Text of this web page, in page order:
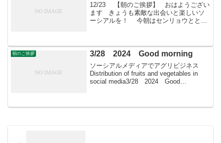
12/23 【朝のご挨拶】 おはようござい
ます きょうも素敵な出会いと楽しいソ
ーシアルを！ 今朝はセンリョウととも
朝のご挨拶 3/28 2024 Good morning
ソーシアルメディアでアグリビジネス
Distribution of fruits and vegetables in
social media3/28 2024 Good